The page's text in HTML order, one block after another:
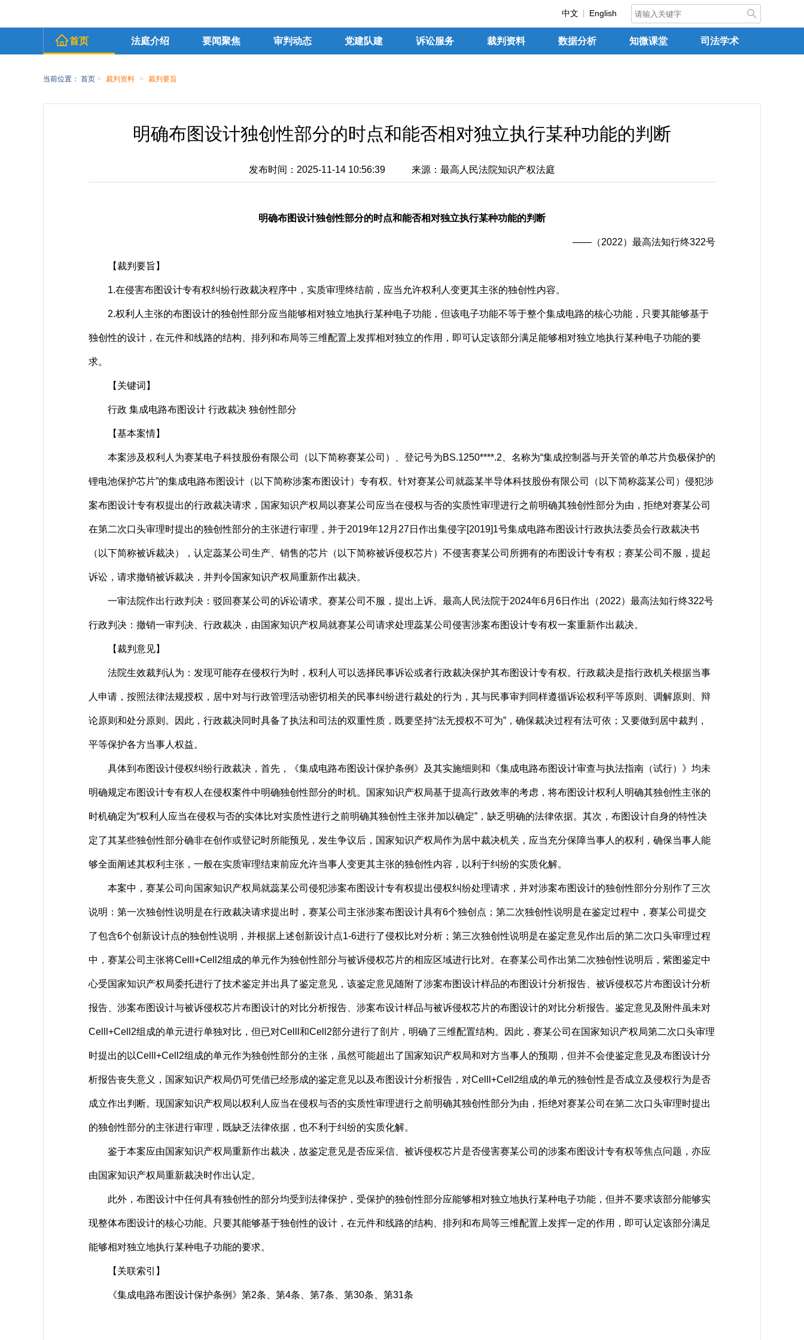
中文 English
首页 法庭介绍 要闻聚焦 审判动态 党建队建 诉讼服务 裁判资料 数据分析 知微课堂 司法学术
当前位置： 首页 > 裁判资料 > 裁判要旨
明确布图设计独创性部分的时点和能否相对独立执行某种功能的判断
发布时间：2025-11-14 10:56:39 来源：最高人民法院知识产权法庭
明确布图设计独创性部分的时点和能否相对独立执行某种功能的判断
——（2022）最高法知行终322号
【裁判要旨】
1.在侵害布图设计专有权纠纷行政裁决程序中，实质审理终结前，应当允许权利人变更其主张的独创性内容。
2.权利人主张的布图设计的独创性部分应当能够相对独立地执行某种电子功能，但该电子功能不等于整个集成电路的核心功能，只要其能够基于
独创性的设计，在元件和线路的结构、排列和布局等三维配置上发挥相对独立的作用，即可认定该部分满足能够相对独立地执行某种电子功能的要
求。
【关键词】
行政 集成电路布图设计 行政裁决 独创性部分
【基本案情】
本案涉及权利人为赛某电子科技股份有限公司（以下简称赛某公司）、登记号为BS.1250****.2、名称为“集成控制器与开关管的单芯片负极保护的
锂电池保护芯片”的集成电路布图设计（以下简称涉案布图设计）专有权。针对赛某公司就蕊某半导体科技股份有限公司（以下简称蕊某公司）侵犯涉
案布图设计专有权提出的行政裁决请求，国家知识产权局以赛某公司应当在侵权与否的实质性审理进行之前明确其独创性部分为由，拒绝对赛某公司
在第二次口头审理时提出的独创性部分的主张进行审理，并于2019年12月27日作出集侵字[2019]1号集成电路布图设计行政执法委员会行政裁决书
（以下简称被诉裁决），认定蕊某公司生产、销售的芯片（以下简称被诉侵权芯片）不侵害赛某公司所拥有的布图设计专有权；赛某公司不服，提起
诉讼，请求撤销被诉裁决，并判令国家知识产权局重新作出裁决。
一审法院作出行政判决：驳回赛某公司的诉讼请求。赛某公司不服，提出上诉。最高人民法院于2024年6月6日作出（2022）最高法知行终322号
行政判决：撤销一审判决、行政裁决，由国家知识产权局就赛某公司请求处理蕊某公司侵害涉案布图设计专有权一案重新作出裁决。
【裁判意见】
法院生效裁判认为：发现可能存在侵权行为时，权利人可以选择民事诉讼或者行政裁决保护其布图设计专有权。行政裁决是指行政机关根据当事
人申请，按照法律法规授权，居中对与行政管理活动密切相关的民事纠纷进行裁处的行为，其与民事审判同样遵循诉讼权利平等原则、调解原则、辩
论原则和处分原则。因此，行政裁决同时具备了执法和司法的双重性质，既要坚持“法无授权不可为”，确保裁决过程有法可依；又要做到居中裁判，
平等保护各方当事人权益。
具体到布图设计侵权纠纷行政裁决，首先，《集成电路布图设计保护条例》及其实施细则和《集成电路布图设计审查与执法指南（试行）》均未
明确规定布图设计专有权人在侵权案件中明确独创性部分的时机。国家知识产权局基于提高行政效率的考虑，将布图设计权利人明确其独创性主张的
时机确定为“权利人应当在侵权与否的实体比对实质性进行之前明确其独创性主张并加以确定”，缺乏明确的法律依据。其次，布图设计自身的特性决
定了其某些独创性部分确非在创作或登记时所能预见，发生争议后，国家知识产权局作为居中裁决机关，应当充分保障当事人的权利，确保当事人能
够全面阐述其权利主张，一般在实质审理结束前应允许当事人变更其主张的独创性内容，以利于纠纷的实质化解。
本案中，赛某公司向国家知识产权局就蕊某公司侵犯涉案布图设计专有权提出侵权纠纷处理请求，并对涉案布图设计的独创性部分分别作了三次
说明：第一次独创性说明是在行政裁决请求提出时，赛某公司主张涉案布图设计具有6个独创点；第二次独创性说明是在鉴定过程中，赛某公司提交
了包含6个创新设计点的独创性说明，并根据上述创新设计点1-6进行了侵权比对分析；第三次独创性说明是在鉴定意见作出后的第二次口头审理过程
中，赛某公司主张将Celll+Cell2组成的单元作为独创性部分与被诉侵权芯片的相应区域进行比对。在赛某公司作出第二次独创性说明后，紫图鉴定中
心受国家知识产权局委托进行了技术鉴定并出具了鉴定意见，该鉴定意见随附了涉案布图设计样品的布图设计分析报告、被诉侵权芯片布图设计分析
报告、涉案布图设计与被诉侵权芯片布图设计的对比分析报告、涉案布设计样品与被诉侵权芯片的布图设计的对比分析报告。鉴定意见及附件虽未对
Celll+Cell2组成的单元进行单独对比，但已对Celll和Cell2部分进行了剖片，明确了三维配置结构。因此，赛某公司在国家知识产权局第二次口头审理
时提出的以Celll+Cell2组成的单元作为独创性部分的主张，虽然可能超出了国家知识产权局和对方当事人的预期，但并不会使鉴定意见及布图设计分
析报告丧失意义，国家知识产权局仍可凭借已经形成的鉴定意见以及布图设计分析报告，对Celll+Cell2组成的单元的独创性是否成立及侵权行为是否
成立作出判断。现国家知识产权局以权利人应当在侵权与否的实质性审理进行之前明确其独创性部分为由，拒绝对赛某公司在第二次口头审理时提出
的独创性部分的主张进行审理，既缺乏法律依据，也不利于纠纷的实质化解。
鉴于本案应由国家知识产权局重新作出裁决，故鉴定意见是否应采信、被诉侵权芯片是否侵害赛某公司的涉案布图设计专有权等焦点问题，亦应
由国家知识产权局重新裁决时作出认定。
此外，布图设计中任何具有独创性的部分均受到法律保护，受保护的独创性部分应能够相对独立地执行某种电子功能，但并不要求该部分能够实
现整体布图设计的核心功能。只要其能够基于独创性的设计，在元件和线路的结构、排列和布局等三维配置上发挥一定的作用，即可认定该部分满足
能够相对独立地执行某种电子功能的要求。
【关联索引】
《集成电路布图设计保护条例》第2条、第4条、第7条、第30条、第31条